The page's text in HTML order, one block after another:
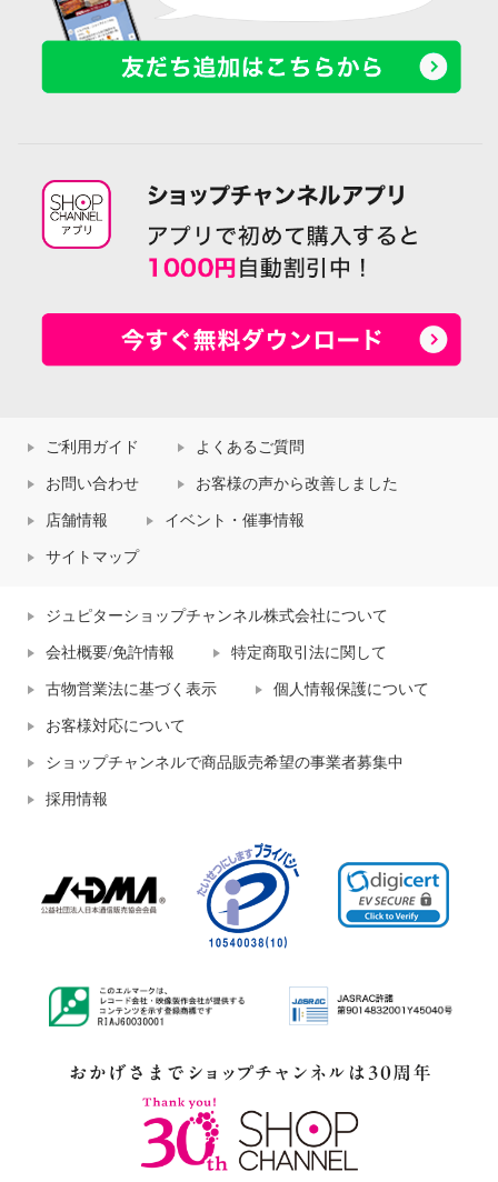
ご利用ガイド よくあるご質問
お問い合わせ お客様の声から改善しました
店舗情報 イベント・催事情報
サイトマップ
ジュピターショップチャンネル株式会社について
会社概要/免許情報 特定商取引法に関して
古物営業法に基づく表示 個人情報保護について
お客様対応について
ショップチャンネルで商品販売希望の事業者募集中
採用情報